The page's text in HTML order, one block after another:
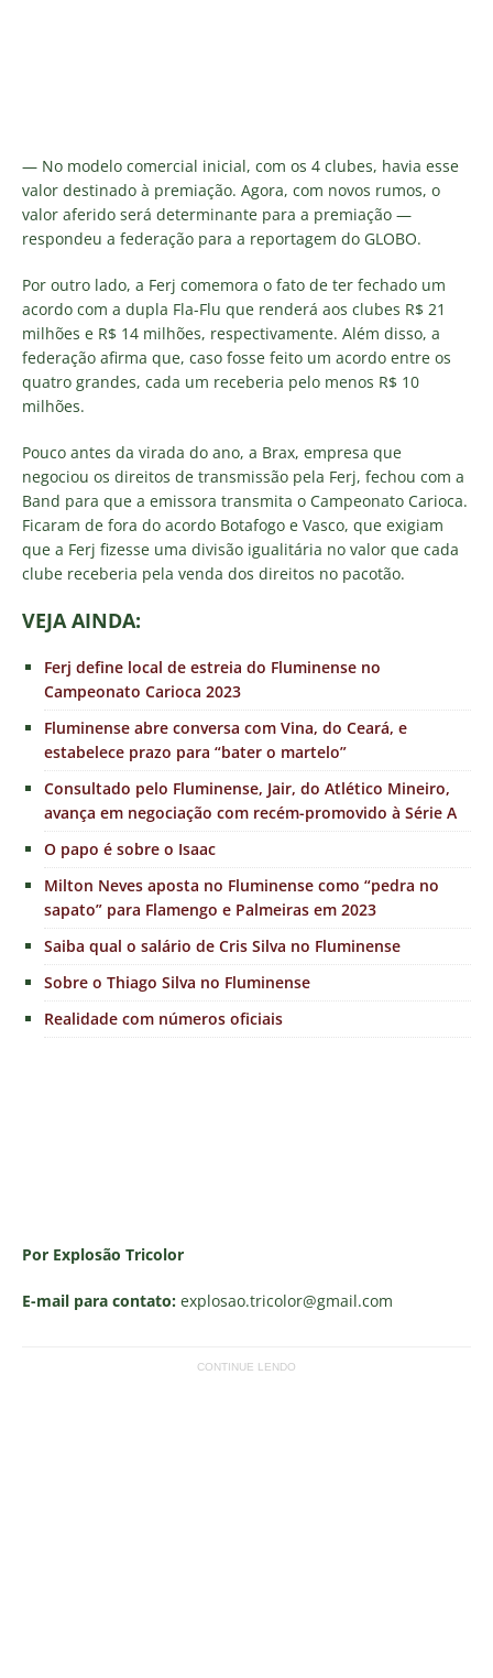
— No modelo comercial inicial, com os 4 clubes, havia esse
valor destinado à premiação. Agora, com novos rumos, o
valor aferido será determinante para a premiação —
respondeu a federação para a reportagem do GLOBO.
Por outro lado, a Ferj comemora o fato de ter fechado um
acordo com a dupla Fla-Flu que renderá aos clubes R$ 21
milhões e R$ 14 milhões, respectivamente. Além disso, a
federação afirma que, caso fosse feito um acordo entre os
quatro grandes, cada um receberia pelo menos R$ 10
milhões.
Pouco antes da virada do ano, a Brax, empresa que
negociou os direitos de transmissão pela Ferj, fechou com a
Band para que a emissora transmita o Campeonato Carioca.
Ficaram de fora do acordo Botafogo e Vasco, que exigiam
que a Ferj fizesse uma divisão igualitária no valor que cada
clube receberia pela venda dos direitos no pacotão.
VEJA AINDA:
Ferj define local de estreia do Fluminense no
Campeonato Carioca 2023
Fluminense abre conversa com Vina, do Ceará, e
estabelece prazo para “bater o martelo”
Consultado pelo Fluminense, Jair, do Atlético Mineiro,
avança em negociação com recém-promovido à Série A
O papo é sobre o Isaac
Milton Neves aposta no Fluminense como “pedra no
sapato” para Flamengo e Palmeiras em 2023
Saiba qual o salário de Cris Silva no Fluminense
Sobre o Thiago Silva no Fluminense
Realidade com números oficiais
Por Explosão Tricolor
E-mail para contato: explosao.tricolor@gmail.com
CONTINUE LENDO